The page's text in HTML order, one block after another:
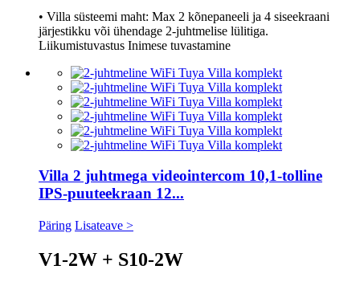
• Villa süsteemi maht: Max 2 kõnepaneeli ja 4 siseekraani
järjestikku või ühendage 2-juhtmelise lülitiga.
Liikumistuvastus Inimese tuvastamine
Villa 2 juhtmega videointercom 10,1-tolline
IPS-puuteekraan 12...
Päring Lisateave >
V1-2W + S10-2W